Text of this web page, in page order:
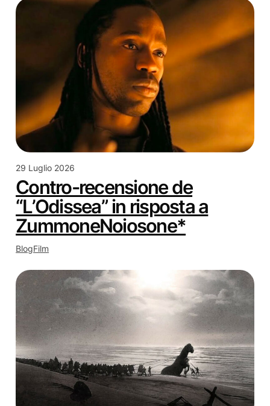
29 Luglio 2026
Contro-recensione de
“L’Odissea” in risposta a
ZummoneNoiosone*
BlogFilm